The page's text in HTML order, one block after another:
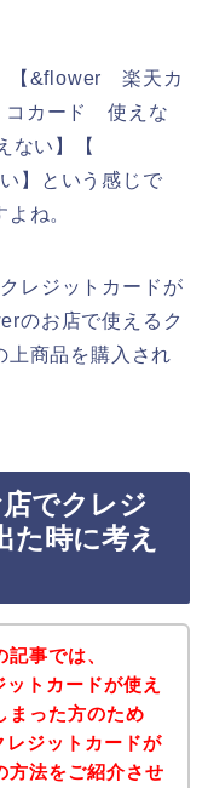
【&flower 楽天カ
カード 使えな
い】【
】という感じで
ね。
レジットカードが
のお店で使えるク
上商品を購入され
でクレジ
た時に考え
事では、
トカードが使え
まった方のため
ジットカードが
方法をご紹介させ